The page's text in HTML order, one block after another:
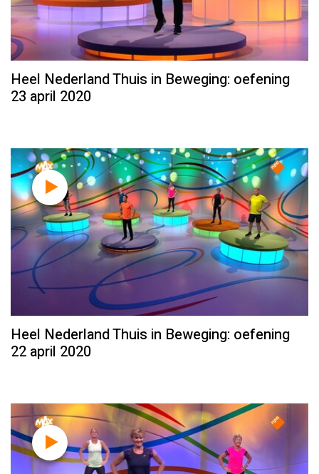
Heel Nederland Thuis in Beweging: oefening
23 april 2020
Heel Nederland Thuis in Beweging: oefening
22 april 2020